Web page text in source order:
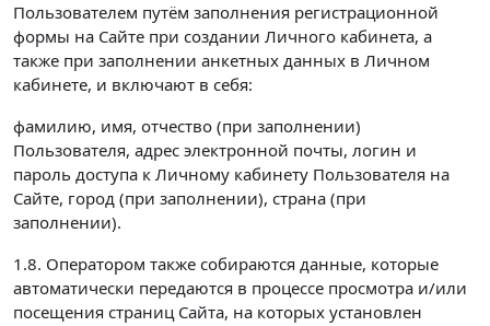
Пользователем путём заполнения регистрационной
формы на Сайте при создании Личного кабинета, а
также при заполнении анкетных данных в Личном
кабинете, и включают в себя:
фамилию, имя, отчество (при заполнении)
Пользователя, адрес электронной почты, логин и
пароль доступа к Личному кабинету Пользователя на
Сайте, город (при заполнении), страна (при
заполнении).
1.8. Оператором также собираются данные, которые
автоматически передаются в процессе просмотра и/или
посещения страниц Сайта, на которых установлен